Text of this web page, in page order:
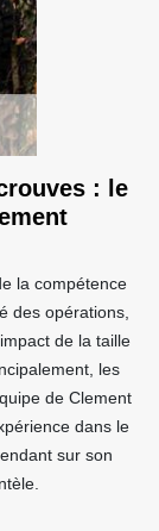
: le
la compétence
des opérations,
de la taille
les
de Clement
dans le
sur son